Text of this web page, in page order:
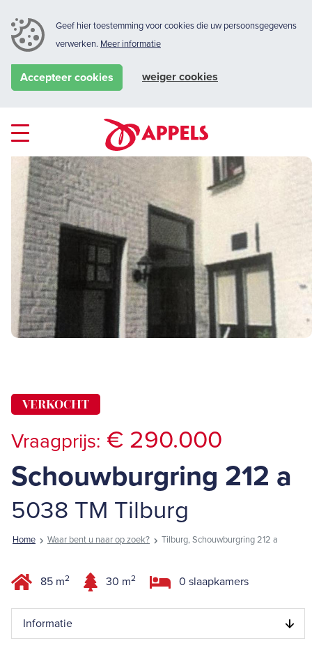
Geef hier toestemming voor cookies die uw persoonsgegevens
verwerken. Meer informatie
Accepteer cookies weiger cookies
VERKOCHT
Vraagprijs: € 290.000
Schouwburgring 212 a
5038 TM Tilburg
Home Waar bent u naar op zoek? Tilburg, Schouwburgring 212 a
85 m2 30 m2 0 slaapkamers
Informatie